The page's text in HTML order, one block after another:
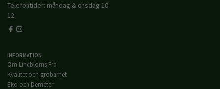
Telefontider: måndag & onsdag 10-
12
INFORMATION
Om Lindbloms Frö
Kvalitet och grobarhet
Eko och Demeter